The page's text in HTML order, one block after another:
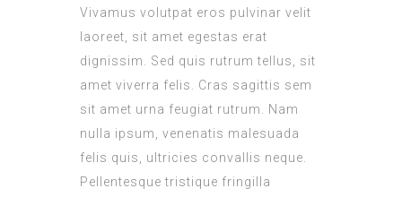
Vivamus volutpat eros pulvinar velit
laoreet, sit amet egestas erat
dignissim. Sed quis rutrum tellus, sit
amet viverra felis. Cras sagittis sem
sit amet urna feugiat rutrum. Nam
nulla ipsum, venenatis malesuada
felis quis, ultricies convallis neque.
Pellentesque tristique fringilla